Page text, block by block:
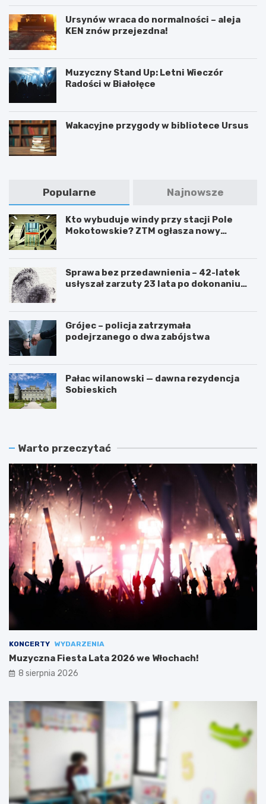
Ursynów wraca do normalności – aleja
KEN znów przejezdna!
Muzyczny Stand Up: Letni Wieczór
Radości w Białołęce
Wakacyjne przygody w bibliotece Ursus
Popularne Najnowsze
Kto wybuduje windy przy stacji Pole
Mokotowskie? ZTM ogłasza nowy
Sprawa bez przedawnienia – 42-latek
usłyszał zarzuty 23 lata po dokonaniu
Grójec – policja zatrzymała
podejrzanego o dwa zabójstwa
Pałac wilanowski — dawna rezydencja
Sobieskich
Warto przeczytać
KONCERTY WYDARZENIA
Muzyczna Fiesta Lata 2026 we Włochach!
8 sierpnia 2026